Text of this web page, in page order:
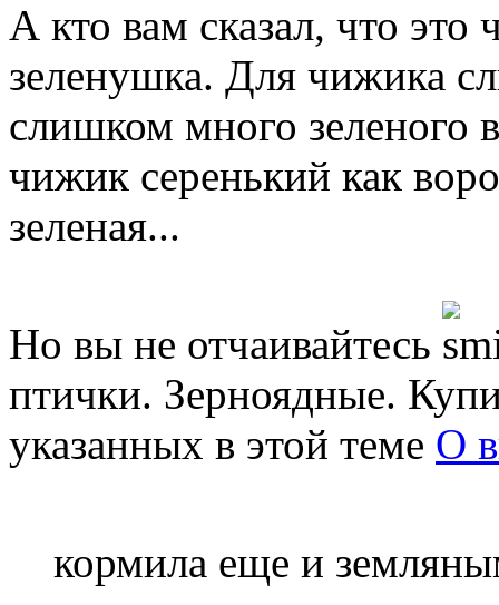
А кто вам сказал, что
зеленушка. Для чижика
слишком много зеленого
чижик серенький как
зеленая...
Но вы не отчаивайтесь
птички. Зерноядные.
указанных в этой теме О
кормила еще и